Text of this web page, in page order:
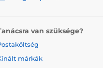
van szüksége?
márkák